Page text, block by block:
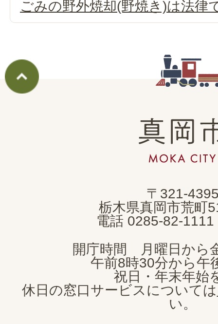
ごみの野外焼却(野焼き)は法律
真
岡
市
CITY
〒321-
栃木県真岡市荒町
電話 0285-82-1111
開庁時間 月曜日から
午前8時30分から午
祝日・年末年始
休日の窓口サービスについては
い。